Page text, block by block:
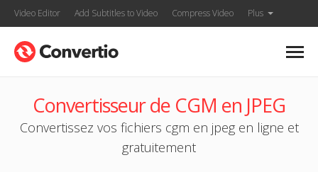
Video Editor Add Subtitles to Video Compress Video Plus
Convertisseur de CGM en JPEG
Convertissez vos fichiers cgm en jpeg en ligne et
gratuitement